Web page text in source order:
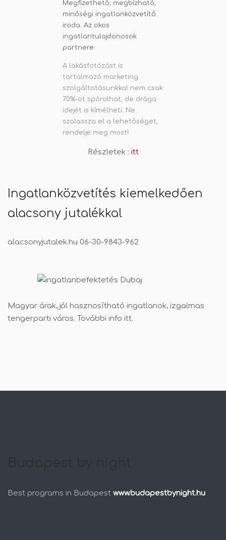
A lakásfotózást is
tartalmazó marketing
szolgáltatásunkkal nem csak
70%-ot spórolhat, de drága
idejét is kímélheti. Ne
szalassza el a lehetőséget,
rendelje meg most!
Részletek : itt
Ingatlanközvetítés kiemelkedően
alacsony jutalékkal
alacsonyjutalek.hu 06-30-9843-962
Magyar árak, jól hasznosítható ingatlanok, izgalmas
tengerparti város. További info itt.
Best programs in Budapest www.budapestbynight.hu